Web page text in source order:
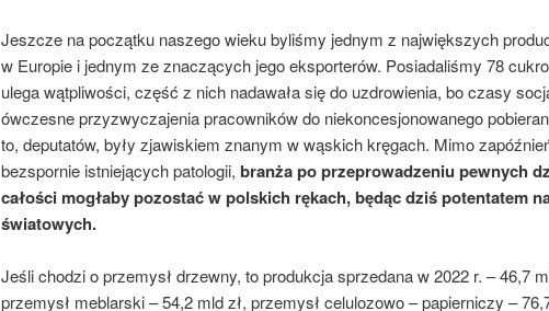
Jeszcze na początku naszego wieku byliśmy jednym z największych
w Europie i jednym ze znaczących jego eksporterów. Posiadaliśmy 78
ulega wątpliwości, część z nich nadawała się do uzdrowienia, bo czasy
ówczesne przyzwyczajenia pracowników do niekoncesjonowanego
to, deputatów, były zjawiskiem znanym w wąskich kręgach. Mimo
bezspornie istniejących patologii, branża po przeprowadzeniu pewnych
całości mogłaby pozostać w polskich rękach, będąc dziś potentatem
światowych.
Jeśli chodzi o przemysł drzewny, to produkcja sprzedana w 2022 r. – 46,7
przemysł meblarski – 54,2 mld zł, przemysł celulozowo – papierniczy –